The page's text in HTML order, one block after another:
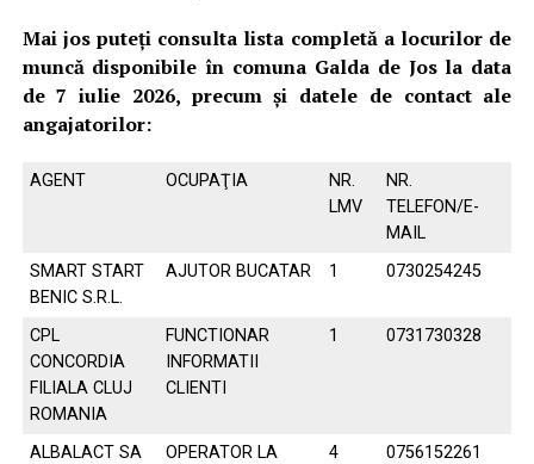
Mai jos puteți consulta lista completă a locurilor de
muncă disponibile în comuna Galda de Jos la data
de 7 iulie 2026, precum și datele de contact ale
angajatorilor:
AGENT OCUPAŢIA
NR.
LMV
NR.
TELEFON/E-
MAIL
SMART START
BENIC S.R.L.
AJUTOR BUCATAR 1 0730254245
CPL
CONCORDIA
FILIALA CLUJ
ROMANIA
FUNCTIONAR
INFORMATII
CLIENTI
1 0731730328
ALBALACT SA
OPERATOR LA
4 0756152261